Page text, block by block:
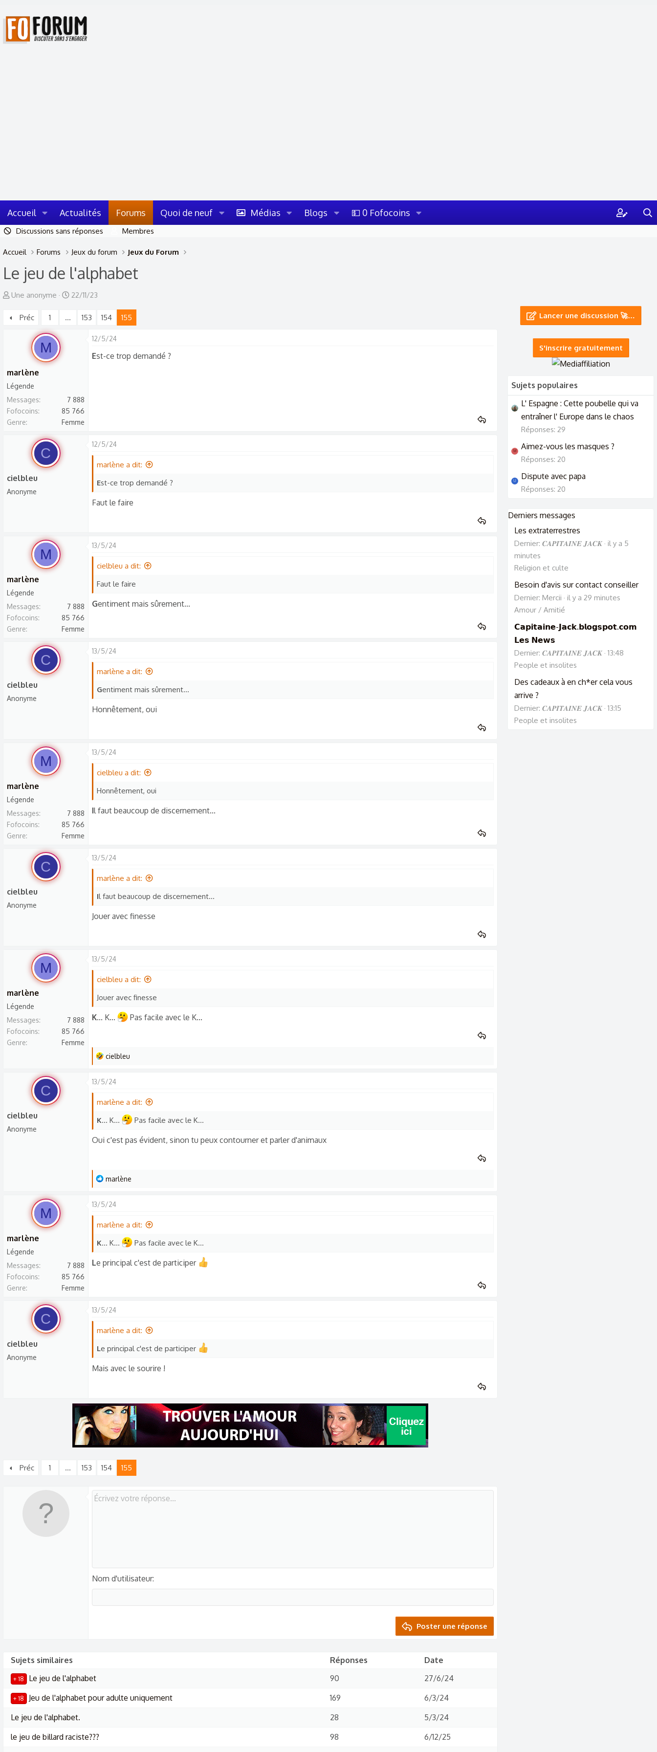
Accueil Actualités Forums Quoi de neuf Médias Blogs 💵 0 Fofocoins
Discussions sans réponses Membres
Accueil Forums Jeux du forum Jeux du Forum
Le jeu de l'alphabet
A
t
a
d
s
s
Une anonyme
D
u
t
22/11/23
Préc 1 … 153 154 155
M
marlène
Légende
Messages
7 888
Fofocoins
85 766
Genre
Femme
12/5/24
Est-ce trop demandé ?
C
cielbleu
Anonyme
12/5/24
marlène a dit:
Est-ce trop demandé ?
Faut le faire
M
marlène
Légende
Messages
7 888
Fofocoins
85 766
Genre
Femme
13/5/24
cielbleu a dit:
Faut le faire
Gentiment mais sûrement...
C
cielbleu
Anonyme
13/5/24
marlène a dit:
Gentiment mais sûrement...
Honnêtement, oui
M
marlène
Légende
Messages
7 888
Fofocoins
85 766
Genre
Femme
13/5/24
cielbleu a dit:
Honnêtement, oui
Il faut beaucoup de discernement...
C
cielbleu
Anonyme
13/5/24
marlène a dit:
Il faut beaucoup de discernement...
Jouer avec finesse
M
marlène
Légende
Messages
7 888
Fofocoins
85 766
Genre
Femme
13/5/24
cielbleu a dit:
Jouer avec finesse
K... K... Pas facile avec le K...
L
s
é
c
s
cielbleu
C
cielbleu
Anonyme
13/5/24
marlène a dit:
K... K... Pas facile avec le K...
Oui c'est pas évident, sinon tu peux contourner et parler d'animaux
L
s
é
c
i
:
marlène
M
marlène
Légende
Messages
7 888
Fofocoins
85 766
Genre
Femme
13/5/24
marlène a dit:
K... K... Pas facile avec le K...
Le principal c'est de participer
C
cielbleu
Anonyme
13/5/24
marlène a dit:
Le principal c'est de participer
Mais avec le sourire !
Préc 1 … 153 154 155
Nom d'utilisateur
Poster une réponse
Sujets similaires Réponses Date
+ 18 Le jeu de l'alphabet 90 27/6/24
+ 18 Jeu de l'alphabet pour adulte uniquement 169
6/3/24
Le jeu de l'alphabet.
28
5/3/24
le jeu de billard raciste???
98
6/12/25
Lancer une discussion 🚀…
S'inscrire gratuitement
Sujets populaires
L' Espagne : Cette poubelle qui va
entraîner l' Europe dans le chaos
Réponses: 29
M Aimez-vous les masques ?
Réponses: 20
U Dispute avec papa
Réponses: 20
Derniers messages
Les extraterrestres
Dernier: 𝑪𝑨𝑷𝑰𝑻𝑨𝑰𝑵𝑬 𝑱𝑨𝑪𝑲 il y a 5
minutes
Religion et culte
Besoin d'avis sur contact conseiller
Dernier: Mercii
il y a 29 minutes
Amour / Amitié
𝗖𝗮𝗽𝗶𝘁𝗮𝗶𝗻𝗲-𝗝𝗮𝗰𝗸.𝗯𝗹𝗼𝗴𝘀𝗽𝗼𝘁.𝗰𝗼𝗺
𝗟𝗲𝘀 𝗡𝗲𝘄𝘀
Dernier: 𝑪𝑨𝑷𝑰𝑻𝑨𝑰𝑵𝑬 𝑱𝑨𝑪𝑲 13:48
People et insolites
Des cadeaux à en ch*er cela vous
arrive ?
Dernier: 𝑪𝑨𝑷𝑰𝑻𝑨𝑰𝑵𝑬 𝑱𝑨𝑪𝑲 13:15
People et insolites